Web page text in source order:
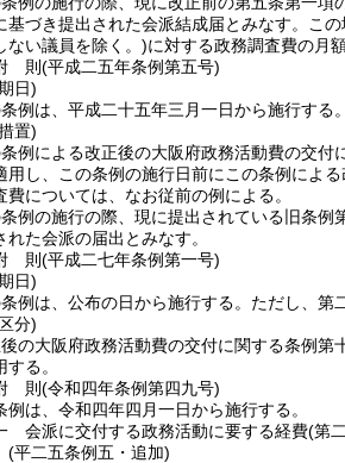
基づき提出された会派結成届とみなす。
こ
ない議員を除く。)に対する政務調査費の月
則(平成二五年条例第五号)
日)
例は、平成二十五年三月一日から施行する。
置)
例による改正後の大阪府政務活動費の交付
用し、この条例の施行日前にこの条例によ
費については、なお従前の例による。
例の施行の際、現に提出されている旧条
れた会派の届出とみなす。
則(平成二七年条例第一号)
日)
例は、公布の日から施行する。 ただし、第
分)
の大阪府政務活動費の交付に関する条例
る。
則(令和四年条例第四九号)
例は、令和四年四月一日から施行する。
会派に交付する政務活動に要する経費(第
(平二五条例五・追加)